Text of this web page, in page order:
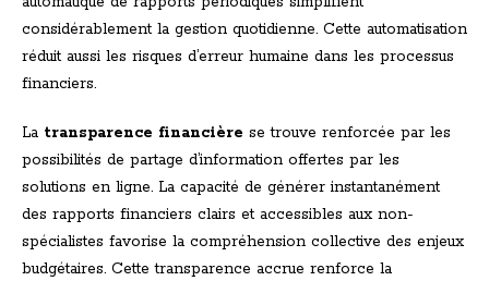
considérablement la gestion quotidienne. Cette automatisation
réduit aussi les risques d’erreur humaine dans les processus
financiers.
La transparence financière se trouve renforcée par les
possibilités de partage d’information offertes par les
solutions en ligne. La capacité de générer instantanément
des rapports financiers clairs et accessibles aux non-
spécialistes favorise la compréhension collective des enjeux
budgétaires. Cette transparence accrue renforce la